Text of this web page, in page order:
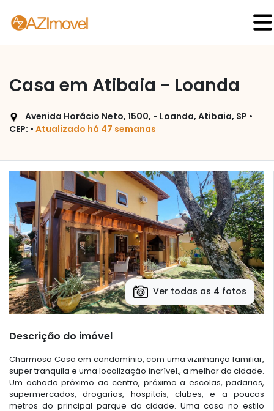
Casa em Atibaia - Loanda
Avenida Horácio Neto, 1500, - Loanda, Atibaia, SP •
CEP: • Atualizado há 47 semanas
Ver todas as 4 fotos
Descrição do imóvel
Charmosa Casa em condomínio, com uma vizinhança familiar,
super tranquila e uma localização incrível., a melhor da cidade.
Um achado próximo ao centro, próximo a escolas, padarias,
supermercados, drogarias, hospitais, clubes, e a poucos
metros do principal parque da cidade. Uma casa no estilo